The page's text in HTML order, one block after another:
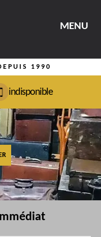
MENU
1990
indisponible